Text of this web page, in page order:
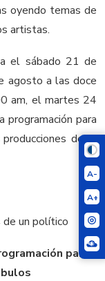
A-
A+
oyendo temas de
artistas.
el sábado 21 de
agosto a las doce
am, el martes 24
para
de la
para